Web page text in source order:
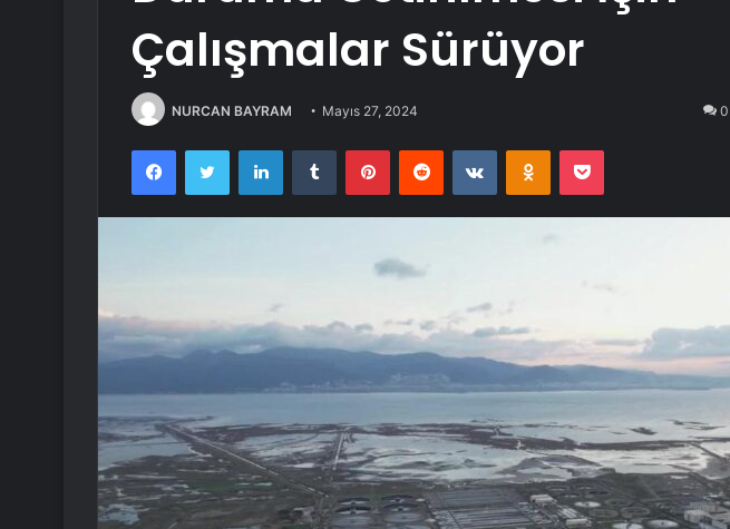
Çalışmalar Sürüyor
NURCAN BAYRAM Mayıs 27, 2024 0
FacebookTwitter LinkedInTumblr PinterestReddit VKontakteOdnoklassniki
Pocket